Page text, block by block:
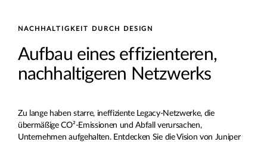
NACHHALTIGKEIT DURCH DESIGN
Aufbau eines effizienteren,
nachhaltigeren Netzwerks
Zu lange haben starre, ineffiziente Legacy-Netzwerke, die
übermäßige CO²-Emissionen und Abfall verursachen,
Unternehmen aufgehalten. Entdecken Sie die Vision von Juniper